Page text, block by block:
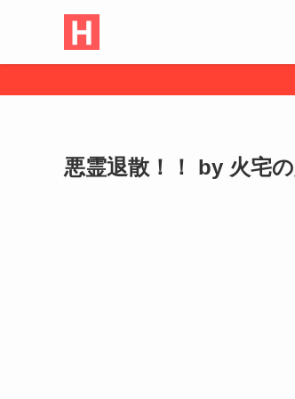
悪霊退散！！ by 火宅の